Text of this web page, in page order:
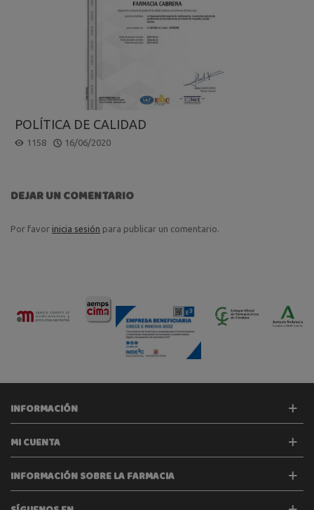
POLÍTICA DE CALIDAD
1158 16/06/2020
DEJAR UN COMENTARIO
Por favor inicia sesión para publicar un comentario.
INFORMACIÓN
MI CUENTA
INFORMACIÓN SOBRE LA FARMACIA